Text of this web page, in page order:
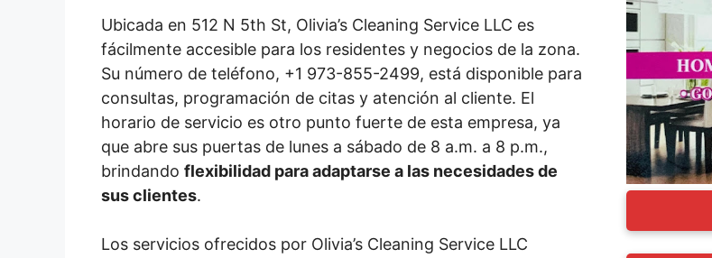
Ubicada en 512 N 5th St, Olivia’s Cleaning Service LLC es
fácilmente accesible para los residentes y negocios de la zona.
Su número de teléfono, +1 973-855-2499, está disponible para
consultas, programación de citas y atención al cliente. El
horario de servicio es otro punto fuerte de esta empresa, ya
que abre sus puertas de lunes a sábado de 8 a.m. a 8 p.m.,
brindando flexibilidad para adaptarse a las necesidades de
sus clientes.
Los servicios ofrecidos por Olivia’s Cleaning Service LLC